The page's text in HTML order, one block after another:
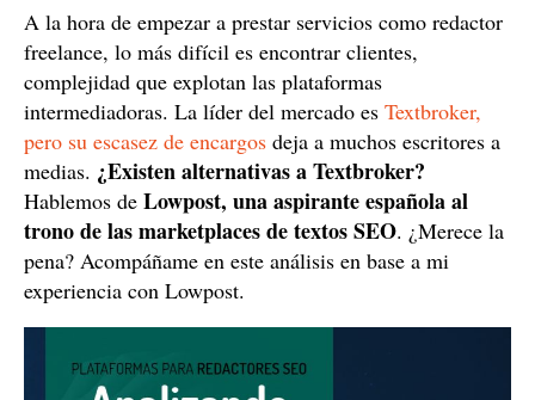
A la hora de empezar a prestar servicios como redactor
freelance, lo más difícil es encontrar clientes,
complejidad que explotan las plataformas
intermediadoras. La líder del mercado es Textbroker,
pero su escasez de encargos deja a muchos escritores a
medias. ¿Existen alternativas a Textbroker?
Hablemos de Lowpost, una aspirante española al
trono de las marketplaces de textos SEO. ¿Merece la
pena? Acompáñame en este análisis en base a mi
experiencia con Lowpost.